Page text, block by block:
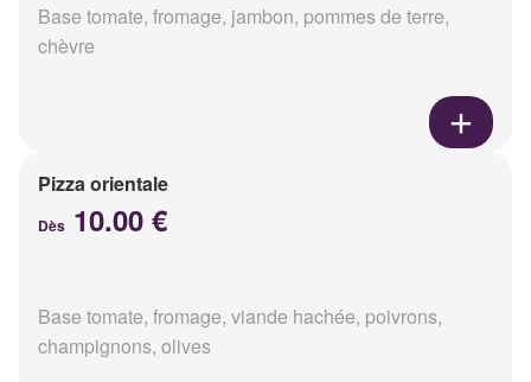
Base tomate, fromage, jambon, pommes de terre,
chèvre
Pizza orientale
Dès 10.00 €
Base tomate, fromage, viande hachée, poivrons,
champignons, olives